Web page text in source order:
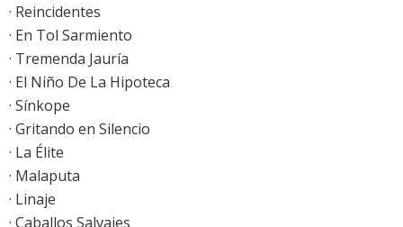
· Reincidentes
· En Tol Sarmiento
· Tremenda Jauría
· El Niño De La Hipoteca
· Sínkope
· Gritando en Silencio
· La Élite
· Malaputa
· Linaje
· Caballos Salvajes